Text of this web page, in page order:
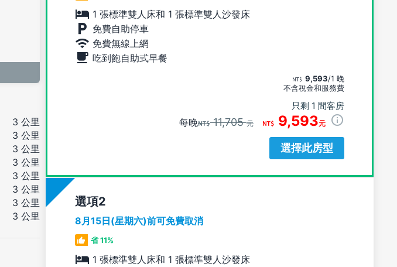
1 張標準雙人床和 1 張標準雙人沙發床
免費自助停車
免費無線上網
吃到飽自助式早餐
9,593/1 晚
不含稅金和服務費
只剩 1 間客房
每晚 11,705元 9,593元
選擇此房型
選項
8月15日(星期六)前可免費取消
省 11%
1 張標準雙人床和 1 張標準雙人沙發床
3 公里
3 公里
3 公里
3 公里
3 公里
3 公里
3 公里
3 公里